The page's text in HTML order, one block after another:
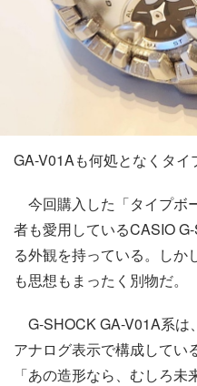
GA-V01Aも何処となくタイ
今回購入した「タイプボ
者も愛用しているCASIO
る外観を持っている。しか
も思想もまったく別物だ。
G-SHOCK GA-V01A系は
アナログ表示で構成してい
「あの造形なら、むしろ